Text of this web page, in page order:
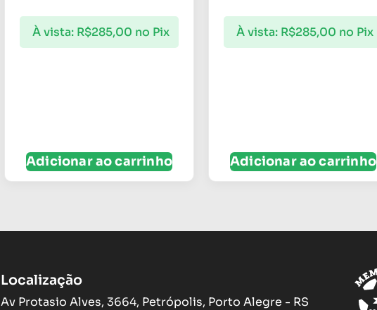
À vista: R$285,00 no Pix
Adicionar ao carrinho
À vista: R$285,00 no Pix
Adicionar ao carrinho
Localização
Av Protasio Alves, 3664, Petrópolis, Porto Alegre - RS